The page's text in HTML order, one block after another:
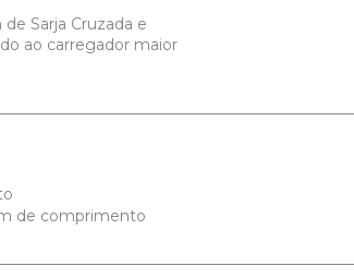
Sarja Cruzada e
ao carregador maior
de comprimento